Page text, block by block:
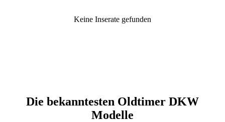
Keine Inserate gefunden
Die bekanntesten Oldtimer DKW
Modelle